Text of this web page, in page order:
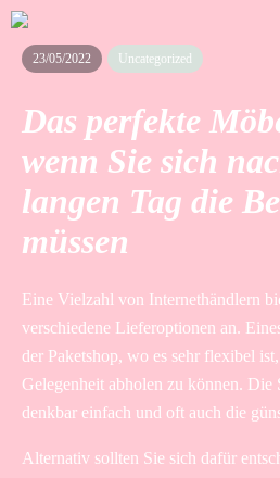
23/05/2022 Uncategorized
Das perfekte
wenn Sie sich
langen Tag die
müssen
Eine Vielzahl von Internethändlern
verschiedene Lieferoptionen an.
der Paketshop, wo es sehr flexibel
Gelegenheit abholen zu können. Die
denkbar einfach und oft auch die
Alternativ sollten Sie sich dafür